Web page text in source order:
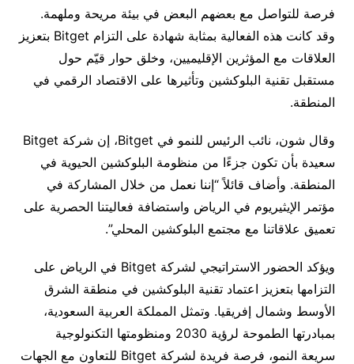
فرصة للتواصل مع بعضهم البعض في بيئة مريحة وملهمة.
وقد كانت هذه الفعالية بمثابة شهادة على التزام Bitget بتعزيز
العلاقات مع المؤثرين الإقليميين، وخلق حوار قيّم حول
مستقبل تقنية البلوكشين وتأثيرها على الاقتصاد الرقمي في
المنطقة.
وقال شون، نائب الرئيس للنمو في Bitget، إن شركة Bitget
سعيدة بأن تكون جزءًا من منظومة البلوكشين الحيوية في
المنطقة. وأضاف قائلاً “إننا نعمل من خلال المشاركة في
مؤتمر الإيثيريوم في الرياض واستضافة فعاليتنا الحصرية على
تعميق علاقاتنا مع مجتمع البلوكشين المحلي”.
ويؤكد الحضور الاستراتيجي لشركة Bitget في الرياض على
التزامها بتعزيز اعتماد تقنية البلوكشين في منطقة الشرق
الأوسط وشمال إفريقيا. وتمثل المملكة العربية السعودية،
بمبادرتها الطموحة لرؤية 2030 ومنظومتها التكنولوجية
سريعة النمو، فرصة فريدة لشركة Bitget للتعاون مع الجهات